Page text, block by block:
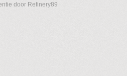
door Refinery89